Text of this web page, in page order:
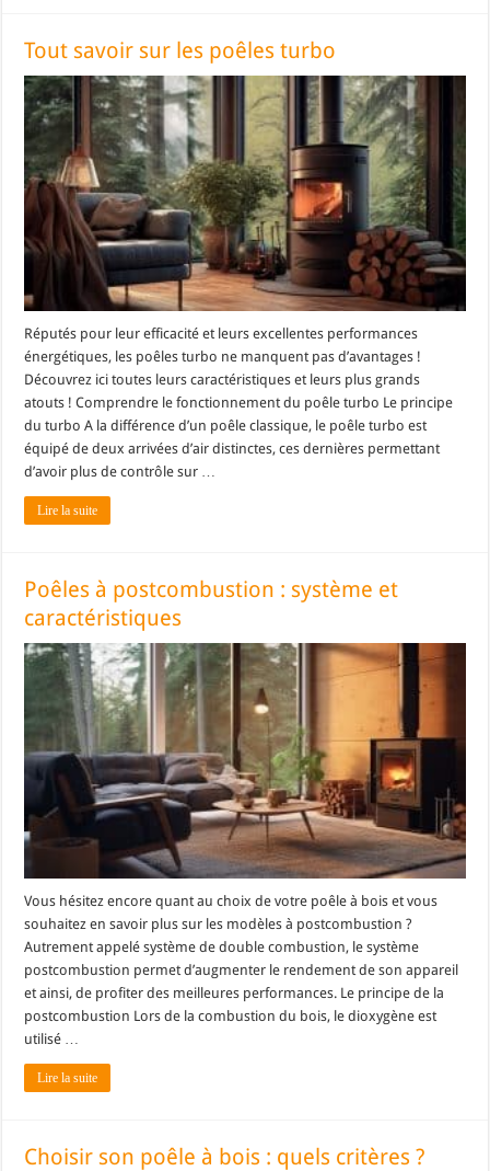
Tout savoir sur les poêles turbo
Réputés pour leur efficacité et leurs excellentes performances
énergétiques, les poêles turbo ne manquent pas d’avantages !
Découvrez ici toutes leurs caractéristiques et leurs plus grands
atouts ! Comprendre le fonctionnement du poêle turbo Le principe
du turbo A la différence d’un poêle classique, le poêle turbo est
équipé de deux arrivées d’air distinctes, ces dernières permettant
d’avoir plus de contrôle sur …
Lire la suite
Poêles à postcombustion : système et
caractéristiques
Vous hésitez encore quant au choix de votre poêle à bois et vous
souhaitez en savoir plus sur les modèles à postcombustion ?
Autrement appelé système de double combustion, le système
postcombustion permet d’augmenter le rendement de son appareil
et ainsi, de profiter des meilleures performances. Le principe de la
postcombustion Lors de la combustion du bois, le dioxygène est
utilisé …
Lire la suite
Choisir son poêle à bois : quels critères ?